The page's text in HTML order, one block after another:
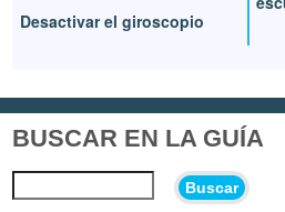
Desactivar el giroscopio
BUSCAR EN LA GUÍA
Buscar